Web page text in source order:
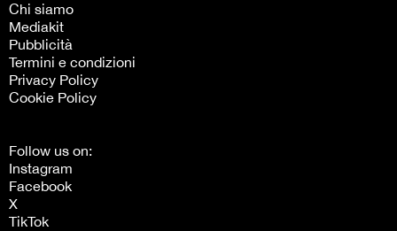
Chi siamo
Mediakit
Pubblicità
Termini e condizioni
Privacy Policy
Cookie Policy
Follow us on:
Instagram
Facebook
X
TikTok